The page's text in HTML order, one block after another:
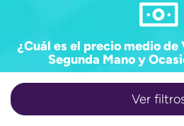
Ver
¿Cuál es el precio medio de
Segunda Mano y